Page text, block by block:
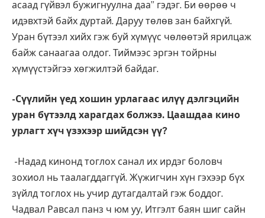
асаад гүйвэл бужигнуулна даа” гэдэг. Би өөрөө ч
идэвхтэй байх дуртай. Даруу төлөв зан байхгүй.
Уран бүтээл хийх гэж буй хүмүүс чөлөөтэй ярилцаж
байж санаагаа олдог. Тиймээс эргэн тойрны
хүмүүстэйгээ хөгжилтэй байдаг.
-Сүүлийн үед хошин урлагаас илүү дэлгэцийн
уран бүтээлд харагдах болжээ. Цаашдаа кино
урлагт хүч үзэхээр шийдсэн үү?
-Надад кинонд тоглох санал их ирдэг боловч
зохиол нь таалагддаггүй. Жүжигчин хүн гэхээр бүх
зүйлд тоглох нь учир дутагдалтай гэж боддог.
Чадвал Равсал панз ч юм уу, Итгэлт баян шиг сайн